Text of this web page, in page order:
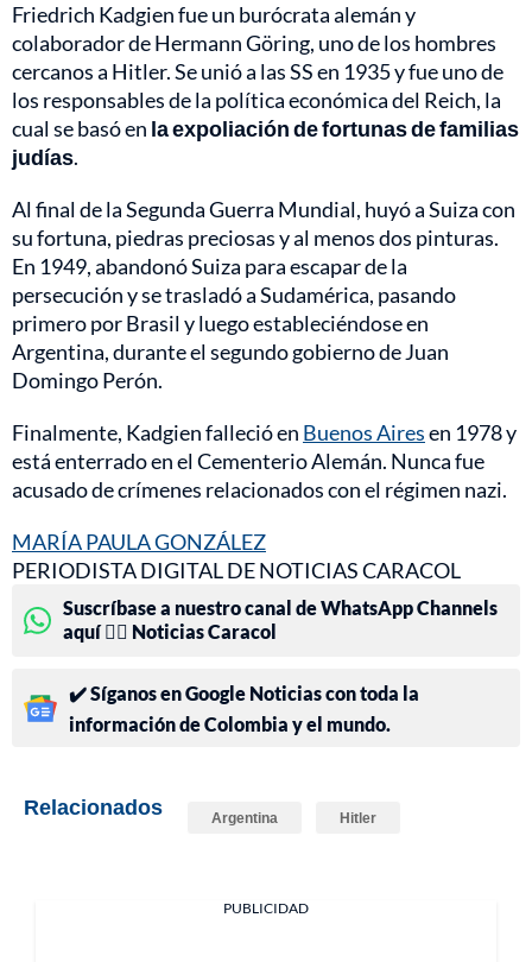
Friedrich Kadgien fue un burócrata alemán y
colaborador de Hermann Göring, uno de los hombres
cercanos a Hitler. Se unió a las SS en 1935 y fue uno de
los responsables de la política económica del Reich, la
cual se basó en la expoliación de fortunas de familias
judías.
Al final de la Segunda Guerra Mundial, huyó a Suiza con
su fortuna, piedras preciosas y al menos dos pinturas.
En 1949, abandonó Suiza para escapar de la
persecución y se trasladó a Sudamérica, pasando
primero por Brasil y luego estableciéndose en
Argentina, durante el segundo gobierno de Juan
Domingo Perón.
Finalmente, Kadgien falleció en Buenos Airesen 1978 y
está enterrado en el Cementerio Alemán. Nunca fue
acusado de crímenes relacionados con el régimen nazi.
MARÍA PAULA GONZÁLEZ
PERIODISTA DIGITAL DE NOTICIAS CARACOL
Suscríbase a nuestro canal de WhatsApp Channels
aquí 👉🏻 Noticias Caracol
✔️ Síganos en Google Noticias con toda la
información de Colombia y el mundo.
Relacionados Argentina Hitler
PUBLICIDAD